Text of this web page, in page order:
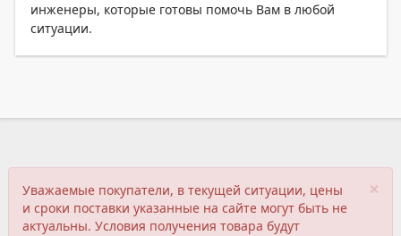
инженеры, которые готовы помочь Вам в любой
ситуации.
×
Уважаемые покупатели, в текущей ситуации, цены
и сроки поставки указанные на сайте могут быть не
актуальны. Условия получения товара будут